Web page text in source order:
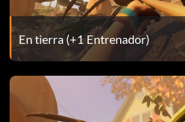
En tierra (+1 Entrenador)